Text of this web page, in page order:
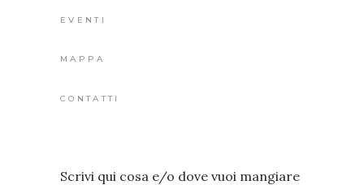
EVENTI
MAPPA
CONTATTI
Scrivi qui cosa e/o dove vuoi mangiare